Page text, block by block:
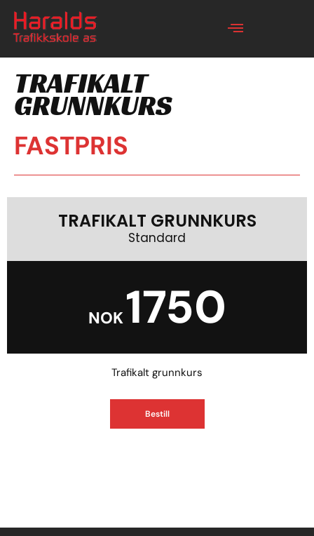
TRAFIKALT
GRUNNKURS
FASTPRIS
TRAFIKALT GRUNNKURS
Standard
NOK1750
Trafikalt grunnkurs
Bestill